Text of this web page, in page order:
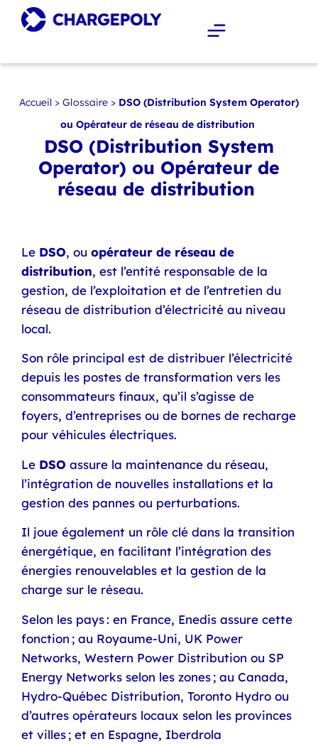
Accueil >Glossaire> DSO (Distribution System Operator)
ou Opérateur de réseau de distribution
DSO (Distribution System
Operator) ou Opérateur de
réseau de distribution
Le DSO, ou opérateur de réseau de
distribution, est l’entité responsable de la
gestion, de l’exploitation et de l’entretien du
réseau de distribution d’électricité au niveau
local.
Son rôle principal est de distribuer l’électricité
depuis les postes de transformation vers les
consommateurs finaux, qu’il s’agisse de
foyers, d’entreprises ou de bornes de recharge
pour véhicules électriques.
Le DSO assure la maintenance du réseau,
l’intégration de nouvelles installations et la
gestion des pannes ou perturbations.
Il joue également un rôle clé dans la transition
énergétique, en facilitant l’intégration des
énergies renouvelables et la gestion de la
charge sur le réseau.
Selon les pays : en France, Enedis assure cette
fonction ; au Royaume-Uni, UK Power
Networks, Western Power Distribution ou SP
Energy Networks selon les zones ; au Canada,
Hydro-Québec Distribution, Toronto Hydro ou
d’autres opérateurs locaux selon les provinces
et villes ; et en Espagne, Iberdrola